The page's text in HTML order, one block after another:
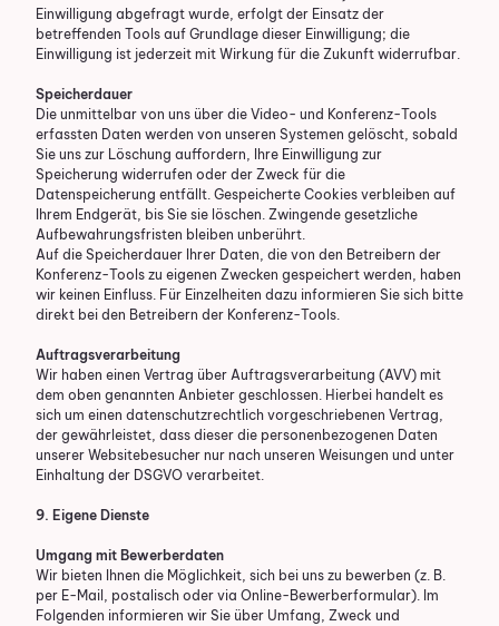
Einwilligung abgefragt wurde, erfolgt der Einsatz der
betreffenden Tools auf Grundlage dieser Einwilligung; die
Einwilligung ist jederzeit mit Wirkung für die Zukunft widerrufbar.
Speicherdauer
Die unmittelbar von uns über die Video- und Konferenz-Tools
erfassten Daten werden von unseren Systemen gelöscht, sobald
Sie uns zur Löschung auffordern, Ihre Einwilligung zur
Speicherung widerrufen oder der Zweck für die
Datenspeicherung entfällt. Gespeicherte Cookies verbleiben auf
Ihrem Endgerät, bis Sie sie löschen. Zwingende gesetzliche
Aufbewahrungsfristen bleiben unberührt.
Auf die Speicherdauer Ihrer Daten, die von den Betreibern der
Konferenz-Tools zu eigenen Zwecken gespeichert werden, haben
wir keinen Einfluss. Für Einzelheiten dazu informieren Sie sich bitte
direkt bei den Betreibern der Konferenz-Tools.
Auftragsverarbeitung
Wir haben einen Vertrag über Auftragsverarbeitung (AVV) mit
dem oben genannten Anbieter geschlossen. Hierbei handelt es
sich um einen datenschutzrechtlich vorgeschriebenen Vertrag,
der gewährleistet, dass dieser die personenbezogenen Daten
unserer Websitebesucher nur nach unseren Weisungen und unter
Einhaltung der DSGVO verarbeitet.
9. Eigene Dienste
Umgang mit Bewerberdaten
Wir bieten Ihnen die Möglichkeit, sich bei uns zu bewerben (z. B.
per E-Mail, postalisch oder via Online-Bewerberformular). Im
Folgenden informieren wir Sie über Umfang, Zweck und